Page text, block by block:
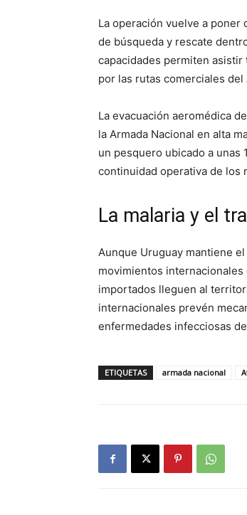
La operación vuelve a poner
de búsqueda y rescate
capacidades permiten
por las rutas comerciales
La evacuación aeromédica
la Armada Nacional en alta
un pesquero ubicado a unas
continuidad operativa de los
La malaria y el
Aunque Uruguay mantiene
movimientos
importados lleguen al
internacionales prevén
enfermedades infecciosas
ETIQUETAS armada nacional